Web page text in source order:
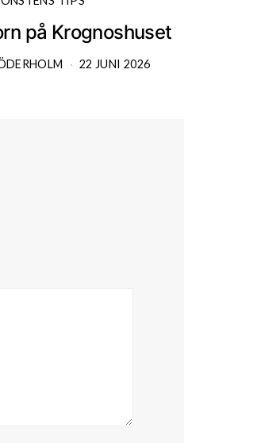
på Krognoshuset
22 JUNI 2026